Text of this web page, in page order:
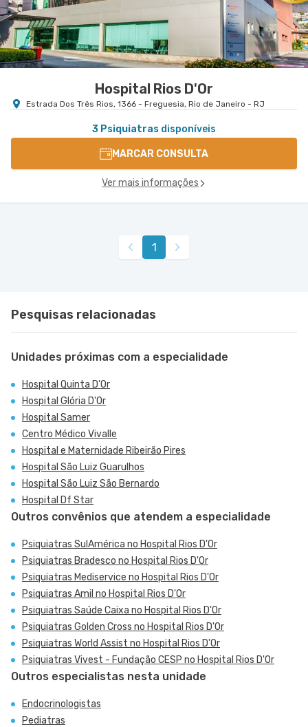
Hospital Rios D'Or
Estrada Dos Três Rios, 1366 - Freguesia, Rio de Janeiro - RJ
3 Psiquiatras disponíveis
MARCAR CONSULTA
Ver mais informações
1
Pesquisas relacionadas
Unidades próximas com a especialidade
Hospital Quinta D'Or
Hospital Glória D'Or
Hospital Samer
Centro Médico Vivalle
Hospital e Maternidade Ribeirão Pires
Hospital São Luiz Guarulhos
Hospital São Luiz São Bernardo
Hospital Df Star
Outros convênios que atendem a especialidade
Psiquiatras SulAmérica no Hospital Rios D'Or
Psiquiatras Bradesco no Hospital Rios D'Or
Psiquiatras Mediservice no Hospital Rios D'Or
Psiquiatras Amil no Hospital Rios D'Or
Psiquiatras Saúde Caixa no Hospital Rios D'Or
Psiquiatras Golden Cross no Hospital Rios D'Or
Psiquiatras World Assist no Hospital Rios D'Or
Psiquiatras Vivest - Fundação CESP no Hospital Rios D'Or
Outros especialistas nesta unidade
Endocrinologistas
Pediatras